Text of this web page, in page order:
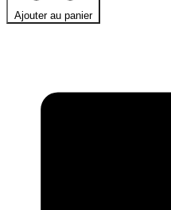
Ajouter au panier